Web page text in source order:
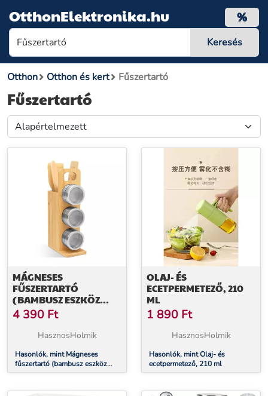
OtthonElektronika.hu %
Otthon Otthon és kert Fűszertartó
Fűszertartó
MÁGNESES
FŰSZERTARTÓ
(BAMBUSZ ESZKÖZ
SZETTEL, 7 RÉSZES, 80 X
135 X 275 MM)
4 390 Ft
HasznosHolmik
Hasonlók, mint Mágneses
fűszertartó (bambusz eszköz
szettel, 7 részes, 80 x 135 x 275
OLAJ- ÉS
ECETPERMETEZŐ, 210
ML
1 890 Ft
HasznosHolmik
Hasonlók, mint Olaj- és
ecetpermetező, 210 ml